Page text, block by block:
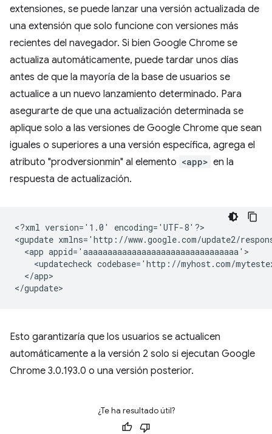
extensiones, se puede lanzar una versión actualizada de
una extensión que solo funcione con versiones más
recientes del navegador. Si bien Google Chrome se
actualiza automáticamente, puede tardar unos días
antes de que la mayoría de la base de usuarios se
actualice a un nuevo lanzamiento determinado. Para
asegurarte de que una actualización determinada se
aplique solo a las versiones de Google Chrome que sean
iguales o superiores a una versión específica, agrega el
atributo "prodversionmin" al elemento <app> en la
respuesta de actualización.
<?xml version='1.0'
encoding='UTF-8'?>
<gupdate xmlns='http://www.google.com/update2/
<app
<updatecheck codebase='http://myhost.com/
</app>
Esto garantizaría que los usuarios se actualicen
automáticamente a la versión 2 solo si ejecutan Google
Chrome 3.0.193.0 o una versión posterior.
¿Te ha resultado útil?